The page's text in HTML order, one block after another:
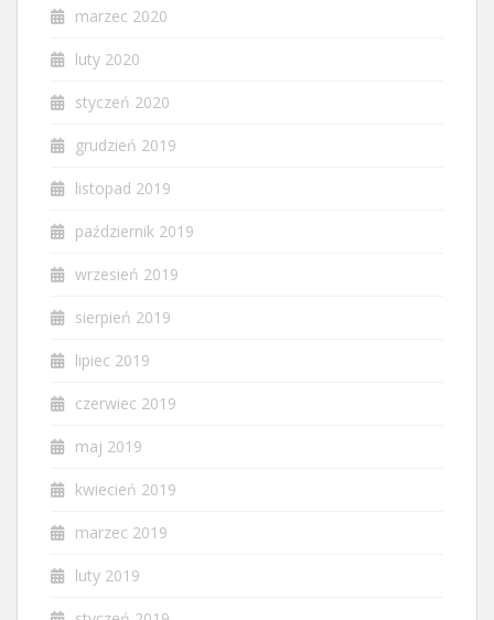
marzec 2020
luty 2020
styczeń 2020
grudzień 2019
listopad 2019
październik 2019
wrzesień 2019
sierpień 2019
lipiec 2019
czerwiec 2019
maj 2019
kwiecień 2019
marzec 2019
luty 2019